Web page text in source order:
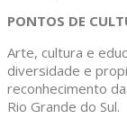
PONTOS DE
Arte, cultura e
diversidade e
reconhecimento
Rio Grande do Sul.